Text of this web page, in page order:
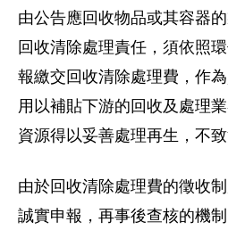
由公告應回收物品或其容器
回收清除處理責任，須依照
報繳交回收清除處理費，作
用以補貼下游的回收及處理
資源得以妥善處理再生，不致
由於回收清除處理費的徵收
誠實申報，再事後查核的機